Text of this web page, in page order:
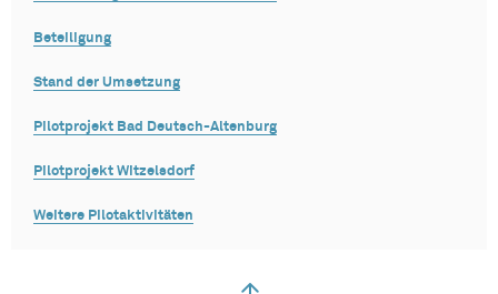
Beteiligung
Stand der Umsetzung
Pilotprojekt Bad Deutsch-Altenburg
Pilotprojekt Witzelsdorf
Weitere Pilotaktivitäten